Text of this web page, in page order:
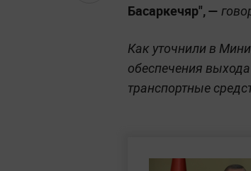
Басаркечяр", —
Как уточнили в
обеспечения
транспортные